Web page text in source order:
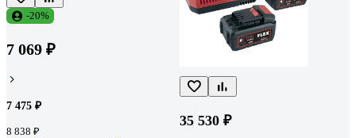
-20%
7 069 ₽
7 475 ₽
8 838 ₽
35 530 ₽